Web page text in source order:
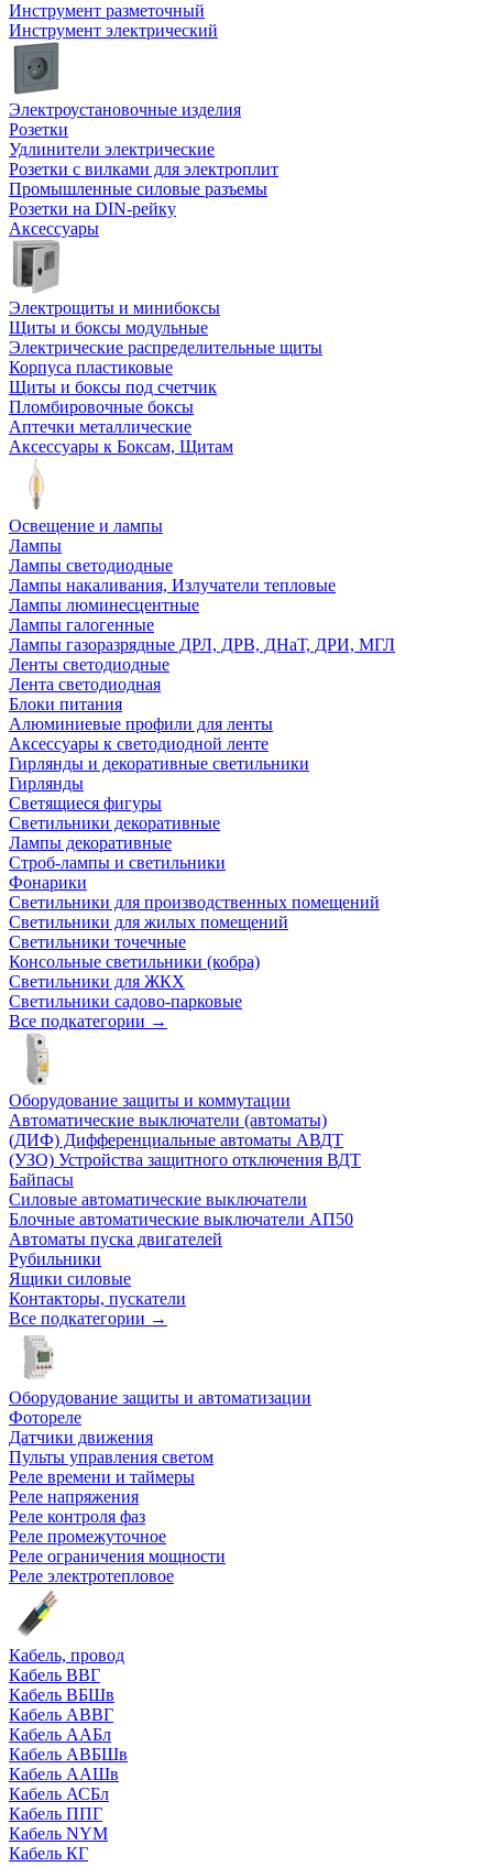
Инструмент разметочный
Инструмент электрический
Электроустановочные изделия
Розетки
Удлинители электрические
Розетки с вилками для электроплит
Промышленные силовые разъемы
Розетки на DIN-рейку
Аксессуары
Электрощиты и минибоксы
Щиты и боксы модульные
Электрические распределительные щиты
Корпуса пластиковые
Щиты и боксы под счетчик
Пломбировочные боксы
Аптечки металлические
Аксессуары к Боксам, Щитам
Освещение и лампы
Лампы
Лампы светодиодные
Лампы накаливания, Излучатели тепловые
Лампы люминесцентные
Лампы галогенные
Лампы газоразрядные ДРЛ, ДРВ, ДНаТ, ДРИ, МГЛ
Ленты светодиодные
Лента светодиодная
Блоки питания
Алюминиевые профили для ленты
Аксессуары к светодиодной ленте
Гирлянды и декоративные светильники
Гирлянды
Светящиеся фигуры
Светильники декоративные
Лампы декоративные
Строб-лампы и светильники
Фонарики
Светильники для производственных помещений
Светильники для жилых помещений
Светильники точечные
Консольные светильники (кобра)
Светильники для ЖКХ
Светильники садово-парковые
Все подкатегории →
Оборудование защиты и коммутации
Автоматические выключатели (автоматы)
(ДИФ) Дифференциальные автоматы АВДТ
(УЗО) Устройства защитного отключения ВДТ
Байпасы
Силовые автоматические выключатели
Блочные автоматические выключатели АП50
Автоматы пуска двигателей
Рубильники
Ящики силовые
Контакторы, пускатели
Все подкатегории →
Оборудование защиты и автоматизации
Фотореле
Датчики движения
Пульты управления светом
Реле времени и таймеры
Реле напряжения
Реле контроля фаз
Реле промежуточное
Реле ограничения мощности
Реле электротепловое
Кабель, провод
Кабель ВВГ
Кабель ВБШв
Кабель АВВГ
Кабель ААБл
Кабель АВБШв
Кабель ААШв
Кабель АСБл
Кабель ППГ
Кабель NYM
Кабель КГ